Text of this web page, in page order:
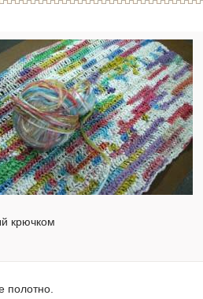
крючком
полотно.